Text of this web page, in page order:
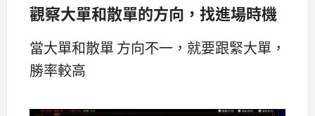
觀察大單和散單的方向，找進場時機
當大單和散單 方向不一，就要跟緊大單，
勝率較高